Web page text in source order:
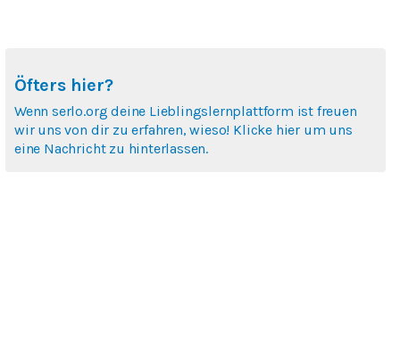
Öfters hier?
Wenn serlo.org deine Lieblingslernplattform ist freuen
wir uns von dir zu erfahren, wieso! Klicke hier um uns
eine Nachricht zu hinterlassen.